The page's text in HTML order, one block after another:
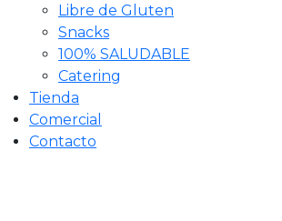
Libre de Gluten
Snacks
100% SALUDABLE
Catering
Tienda
Comercial
Contacto